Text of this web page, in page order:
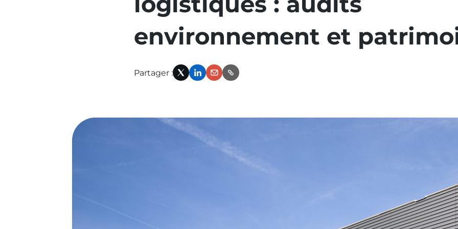
environnement et
Partager :
X LinkedIn
Email
Link